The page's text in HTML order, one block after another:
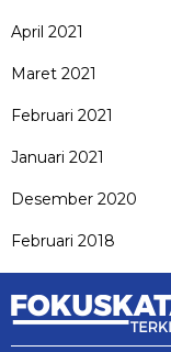
April 2021
Maret 2021
Februari 2021
Januari 2021
Desember 2020
Februari 2018